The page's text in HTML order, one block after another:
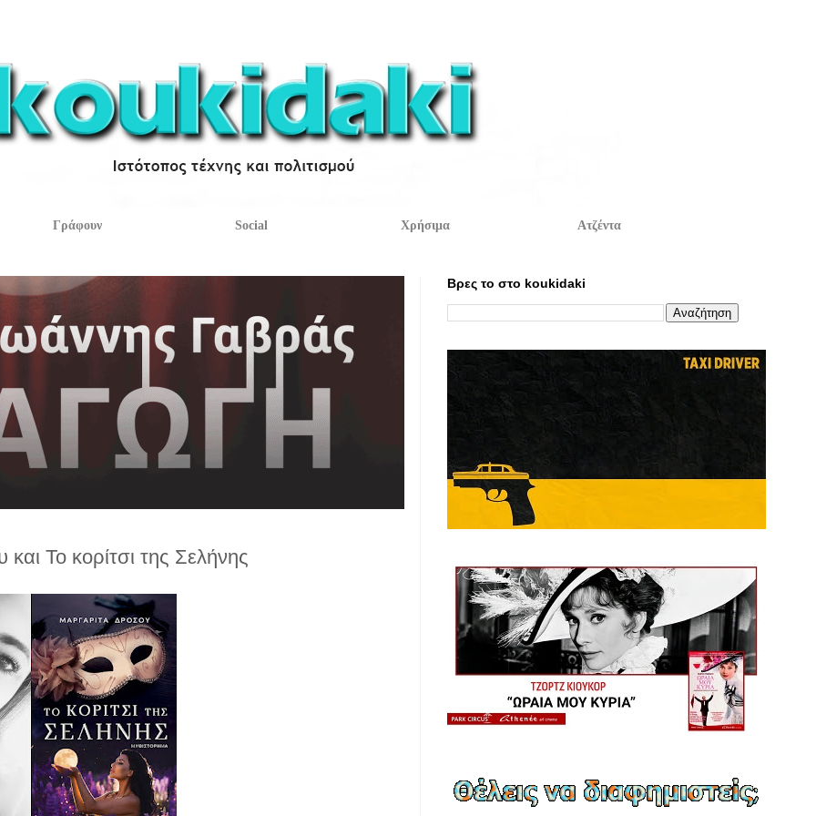
Γράφουν Social Χρήσιμα Ατζέντα
Το κορίτσι της Σελήνης
Βρες το στο koukidaki